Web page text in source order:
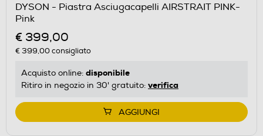
DYSON - Piastra Asciugacapelli AIRSTRAIT PINK-
Pink
€ 399,00
€ 399,00consigliato
Acquisto online: disponibile
Ritiro in negozio in 30' gratuito: verifica
AGGIUNGI